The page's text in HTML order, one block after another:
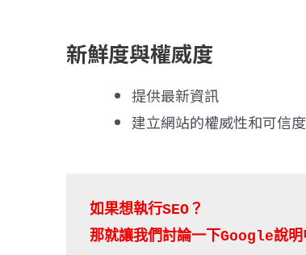
新鮮度與權威度
提供最新資訊
建立網站的權威性和可信度
那就讓我們討論一下Google說明